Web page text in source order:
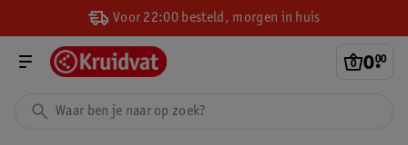
Voor 22:00 besteld, morgen in huis
0.
00